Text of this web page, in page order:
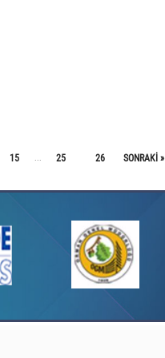
15 25 26 SONRAKI »